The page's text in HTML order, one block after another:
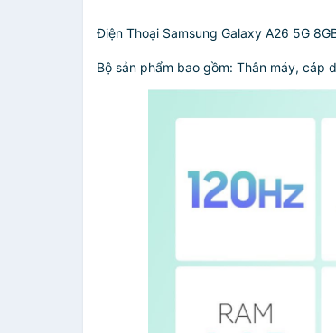
Điện Thoại Samsung Galaxy A26 5G
Bộ sản phẩm bao gồm: Thân máy, cáp